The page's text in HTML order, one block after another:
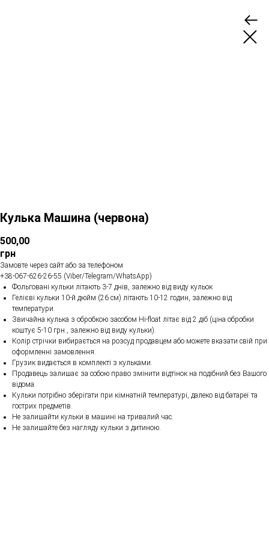
Кулька Машина (червона)
500,00
грн
Замовте через сайт або за телефоном
+38-067-626-26-55 (Viber/Telegram/WhatsApp)
Фольговані кульки літають 3-7 днів, залежно від виду кульок
Гелієві кульки 10-й дюйм (26 см) літають 10-12 годин, залежно від
температури.
Звичайна кулька з обробкою засобом Hi-float літає від 2 діб (ціна обробки
коштує 5-10 грн., залежно від виду кульки).
Колір стрічки вибирається на розсуд продавцем або можете вказати свій при
оформленні замовлення.
Грузик видається в комплекті з кульками.
Продавець залишає за собою право змінити відтінок на подібний без Вашого
відома.
Кульки потрібно зберігати при кімнатній температурі, далеко від батареї та
гострих предметів.
Не залишайти кульки в машині на тривалий час.
Не залишайте без нагляду кульки з дитиною.